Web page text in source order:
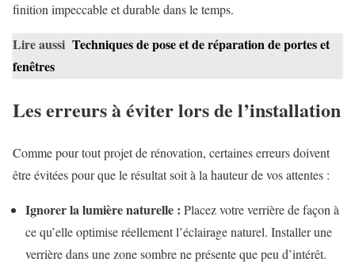
finition impeccable et durable dans le temps.
Lire aussi Techniques de pose et de réparation de portes et
fenêtres
Les erreurs à éviter lors de l’installation
Comme pour tout projet de rénovation, certaines erreurs doivent
être évitées pour que le résultat soit à la hauteur de vos attentes :
Ignorer la lumière naturelle : Placez votre verrière de façon à
ce qu’elle optimise réellement l’éclairage naturel. Installer une
verrière dans une zone sombre ne présente que peu d’intérêt.